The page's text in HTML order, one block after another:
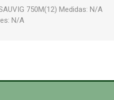
750M(12) Medidas: N/A
N/A